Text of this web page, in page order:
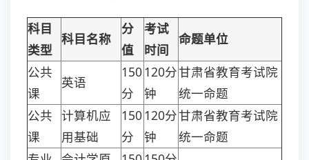
科目
类型
科目名称
分
值
考试
时间
命题单位
公共
课
英语
150
分
120分
钟
甘肃省教育考试院
统一命题
公共
课
计算机应
用基础
150
分
120分
钟
甘肃省教育考试院
统一命题